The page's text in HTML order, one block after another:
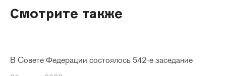
Смотрите также
В Совете Федерации состоялось 542-е заседание